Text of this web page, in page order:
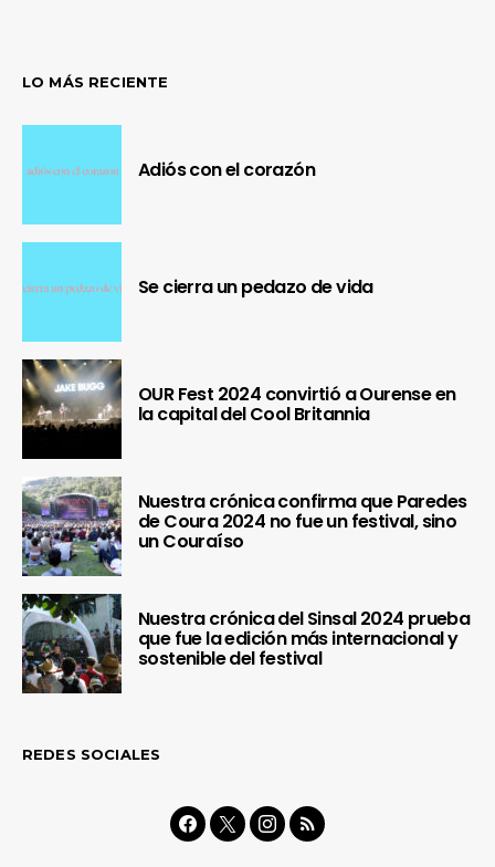
LO MÁS RECIENTE
Adiós con el corazón
Se cierra un pedazo de vida
OUR Fest 2024 convirtió a Ourense en
la capital del Cool Britannia
Nuestra crónica confirma que Paredes
de Coura 2024 no fue un festival, sino
un Couraíso
Nuestra crónica del Sinsal 2024 prueba
que fue la edición más internacional y
sostenible del festival
REDES SOCIALES